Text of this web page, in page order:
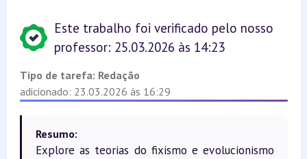
Este trabalho foi verificado pelo nosso
professor: 25.03.2026 às 14:23
Tipo de tarefa: Redação
adicionado: 23.03.2026 às 16:29
Resumo:
Explore as teorias do fixismo e evolucionismo